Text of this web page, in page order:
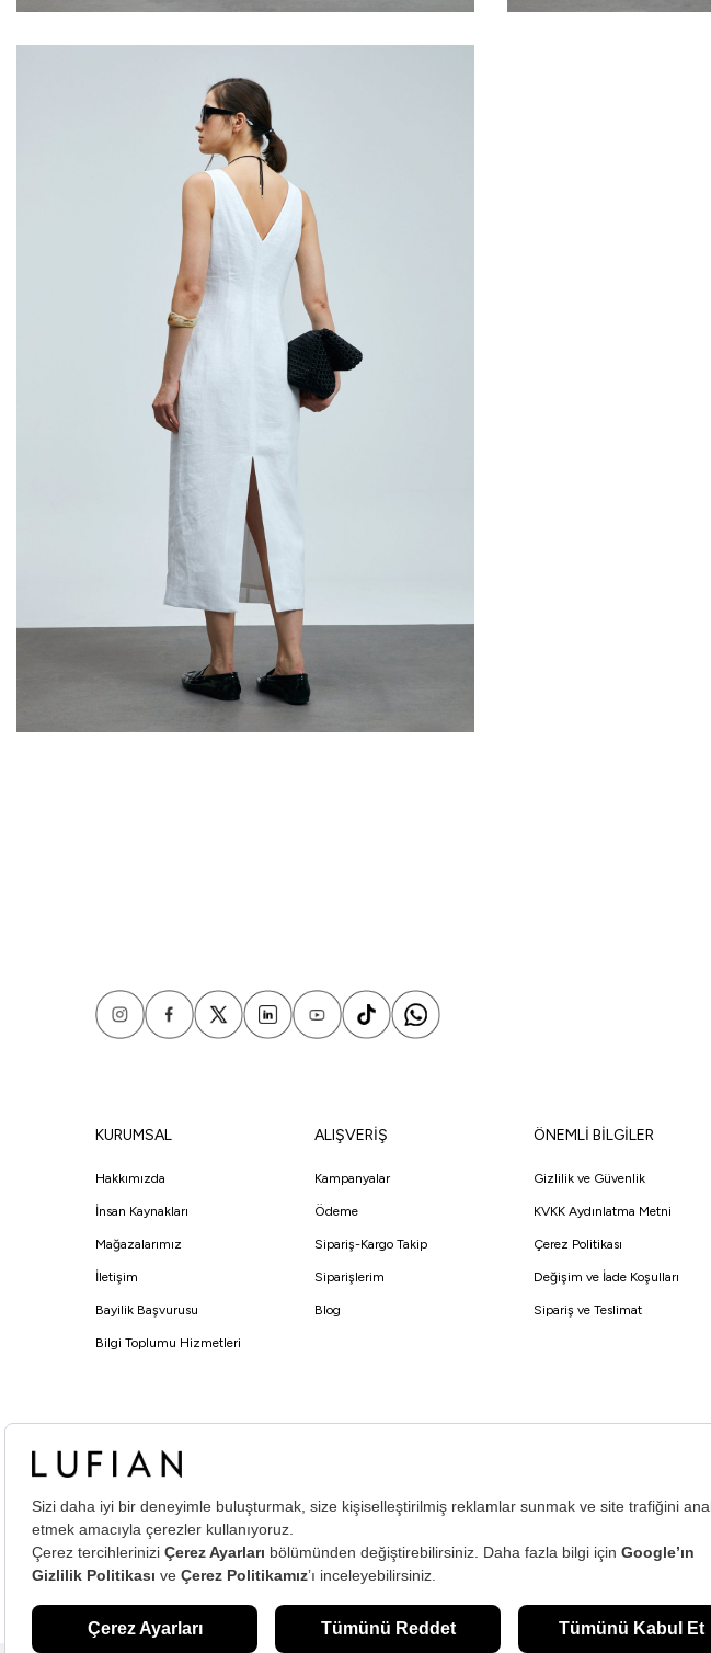
KURUMSAL
Hakkımızda
İnsan Kaynakları
Mağazalarımız
İletişim
Bayilik Başvurusu
Bilgi Toplumu Hizmetleri
ALIŞVERİŞ
Kampanyalar
Ödeme
Sipariş-Kargo Takip
Siparişlerim
Blog
ÖNEMLİ BİLGİLER
Gizlilik ve Güvenlik
KVKK Aydınlatma Metni
Çerez Politikası
Değişim ve İade Koşulları
Sipariş ve Teslimat